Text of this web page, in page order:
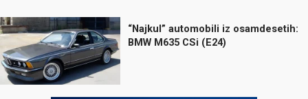
“Najkul” automobili iz osamdesetih:
BMW M635 CSi (E24)